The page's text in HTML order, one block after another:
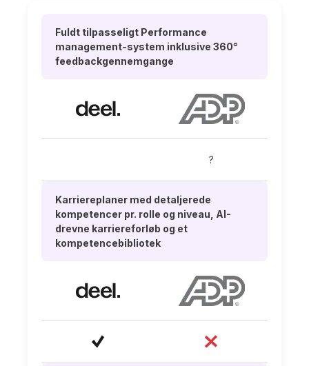
Fuldt tilpasseligt Performance
management-system inklusive 360°
feedbackgennemgange
?
Karriereplaner med detaljerede
kompetencer pr. rolle og niveau, AI-
drevne karriereforløb og et
kompetencebibliotek